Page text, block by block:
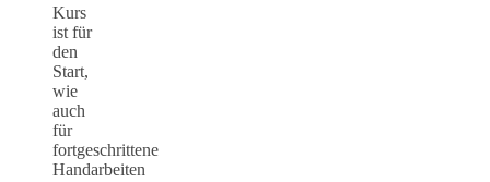
Kurs
ist für
den
Start,
wie
auch
für
fortgeschrittene
Handarbeiten